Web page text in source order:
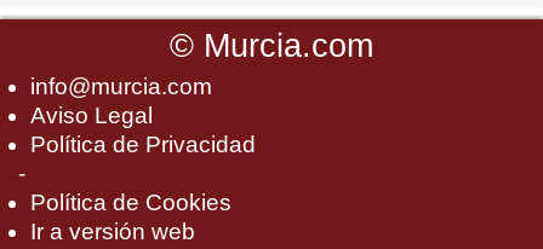
© Murcia.com
info@murcia.com
Aviso Legal
Política de Privacidad
-
Política de Cookies
Ir a versión web